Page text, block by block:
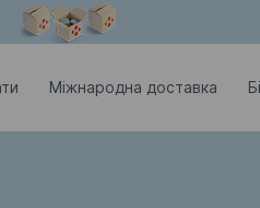
Міжнародна доставка